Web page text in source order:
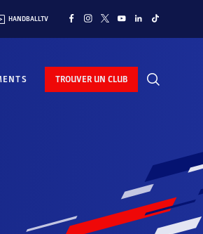
HANDBALLTV
TROUVER UN CLUB